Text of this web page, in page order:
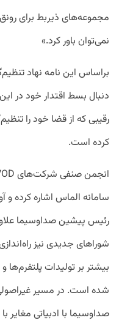
نمی‌توان باور کرد.»
براساس این نامه نهاد
دنبال بسط اقتدار خود در
رقیبی که از قضا خود را
کرده است.
سامانه الماس اشاره کرده و
رئیس پیشین صداوسیما
شوراهای جدیدی نیز
بیشتر بر تولیدات پلتفرم‌ها
شده است. در مسیر
صداوسیما با ادبیاتی